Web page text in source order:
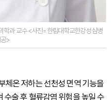
학과 교수 <사진=한림대학교한강성심병
>
체온 저하는 선천성 면역 기능을
술 후 혈류감염 위험을 높일 수